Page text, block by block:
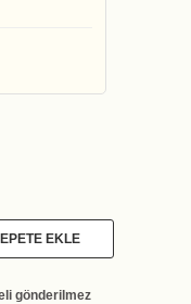
EKLE
gönderilmez